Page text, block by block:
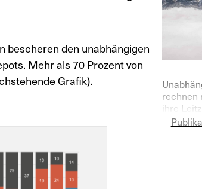
bescheren den unabhängigen
Mehr als 70 Prozent von
Grafik).
rechnen
ihre